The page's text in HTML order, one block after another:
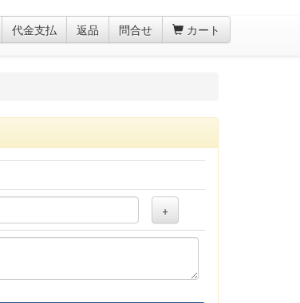
代金支払 返品 問合せ カート
+